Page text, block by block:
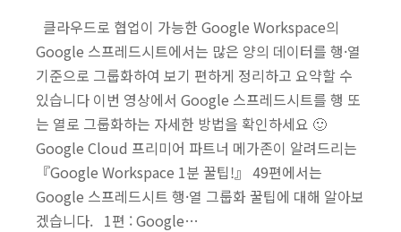
클라우드로 협업이 가능한 Google Workspace의
Google 스프레드시트에서는 많은 양의 데이터를 행·열
기준으로 그룹화하여 보기 편하게 정리하고 요약할 수
있습니다 이번 영상에서 Google 스프레드시트를 행 또
는 열로 그룹화하는 자세한 방법을 확인하세요 🙂
Google Cloud 프리미어 파트너 메가존이 알려드리는
『Google Workspace 1분 꿀팁!』 49편에서는
Google 스프레드시트 행·열 그룹화 꿀팁에 대해 알아보
겠습니다. 1편 : Google…